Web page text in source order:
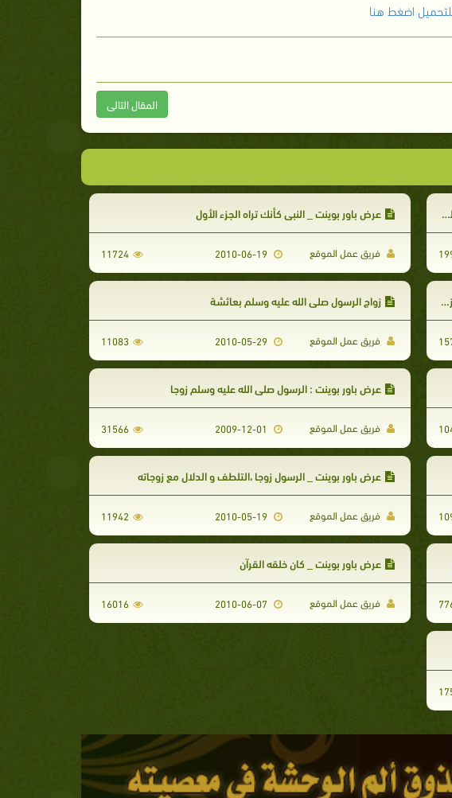
اضغط هنا
المقال التالى
عرض باور بوينت _ النبي كأنك تراه الجزء الأول
فريق عمل الموقع 11724
زواج الرسول صلى الله عليه وسلم بعائشة
فريق عمل الموقع 11083
عرض باور بوينت : الرسول صلى الله عليه وسلم زوجا
فريق عمل الموقع 31566
عرض باور بوينت _ الرسول زوجا ،التلطف و الدلال مع زوجاته
فريق عمل الموقع 11942
عرض باور بوينت _ كان خلقه القرآن
فريق عمل الموقع 16016